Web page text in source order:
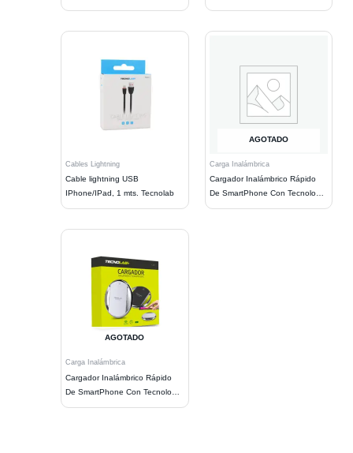
Cables Lightning
Cable lightning USB
IPhone/IPad, 1 mts. Tecnolab
AGOTADO
Carga Inalámbrica
Cargador Inalámbrico Rápido
De SmartPhone Con Tecnología
Qi
AGOTADO
Carga Inalámbrica
Cargador Inalámbrico Rápido
De SmartPhone Con Tecnología
Qi